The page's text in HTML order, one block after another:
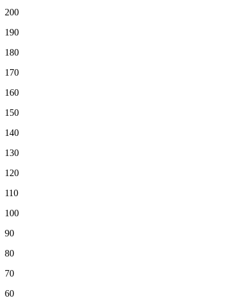
200
190
180
170
160
150
140
130
120
110
100
90
80
70
60